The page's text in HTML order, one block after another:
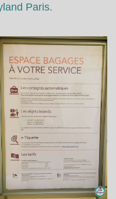
Paris.